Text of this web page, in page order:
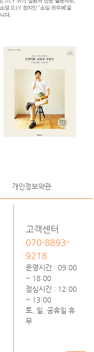
개인정보약관
고객센터
070-8893-
9218
운영시간 : 09:00
~ 18:00
점심시간 : 12:00
~ 13:00
토, 일, 공휴일 휴
무